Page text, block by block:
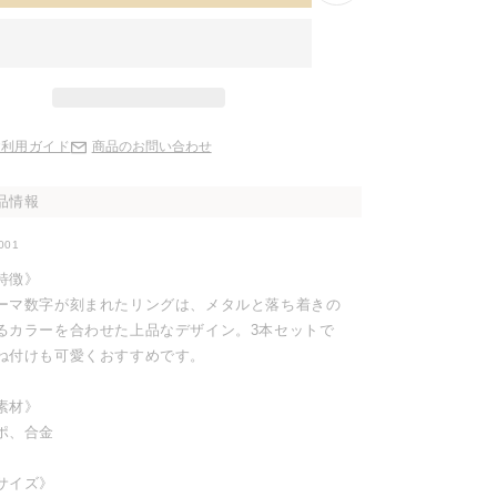
用ガイド 商品のお問い合わせ
情報
徴》
マ数字が刻まれたリングは、メタルと落ち着きの
カラーを合わせた上品なデザイン。3本セットで
付けも可愛くおすすめです。
材》
、合金
イズ》